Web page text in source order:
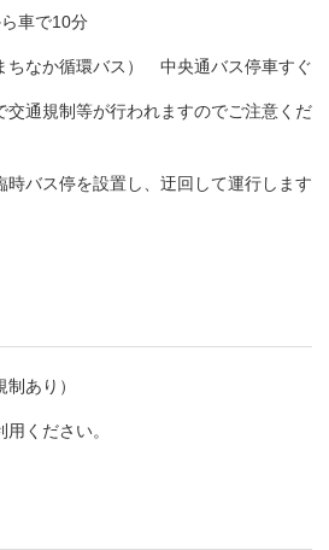
車で10分
ちなか循環バス） 中央通バス停車すぐ
通規制等が行われますのでご注意くだ
時バス停を設置し、迂回して運行します
あり）
ください。